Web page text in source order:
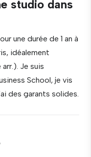
studio dans
une durée de 1 an à
idéalement
arr.). Je suis
School, je vis
des garants solides.